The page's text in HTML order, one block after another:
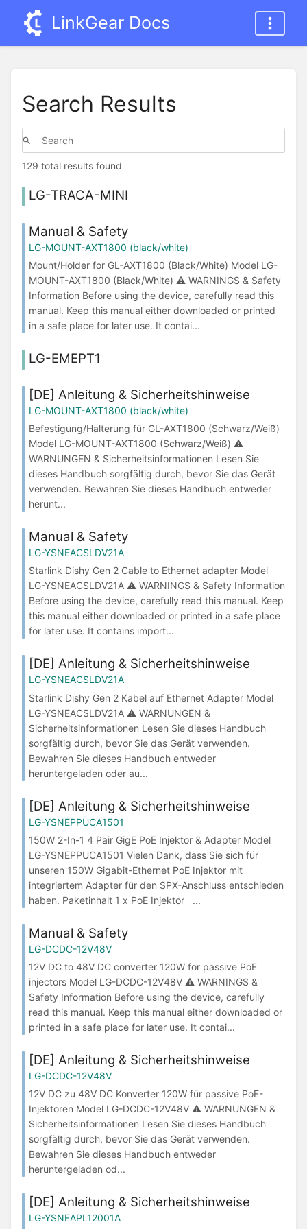
LinkGear Docs
Search Results
129 total results found
LG-TRACA-MINI
Manual & Safety
LG-MOUNT-AXT1800 (black/white)
Mount/Holder for GL-AXT1800 (Black/White) Model LG-
MOUNT-AXT1800 (Black/White) ⚠ WARNINGS & Safety
Information Before using the device, carefully read this
manual. Keep this manual either downloaded or printed
in a safe place for later use. It contai...
LG-EMEPT1
[DE] Anleitung & Sicherheitshinweise
LG-MOUNT-AXT1800 (black/white)
Befestigung/Halterung für GL-AXT1800 (Schwarz/Weiß)
Model LG-MOUNT-AXT1800 (Schwarz/Weiß) ⚠
WARNUNGEN & Sicherheitsinformationen Lesen Sie
dieses Handbuch sorgfältig durch, bevor Sie das Gerät
verwenden. Bewahren Sie dieses Handbuch entweder
herunt...
Manual & Safety
LG-YSNEACSLDV21A
Starlink Dishy Gen 2 Cable to Ethernet adapter Model
LG-YSNEACSLDV21A ⚠ WARNINGS & Safety Information
Before using the device, carefully read this manual. Keep
this manual either downloaded or printed in a safe place
for later use. It contains import...
[DE] Anleitung & Sicherheitshinweise
LG-YSNEACSLDV21A
Starlink Dishy Gen 2 Kabel auf Ethernet Adapter Model
LG-YSNEACSLDV21A ⚠ WARNUNGEN &
Sicherheitsinformationen Lesen Sie dieses Handbuch
sorgfältig durch, bevor Sie das Gerät verwenden.
Bewahren Sie dieses Handbuch entweder
heruntergeladen oder au...
[DE] Anleitung & Sicherheitshinweise
LG-YSNEPPUCA1501
150W 2-In-1 4 Pair GigE PoE Injektor & Adapter Model
LG-YSNEPPUCA1501 Vielen Dank, dass Sie sich für
unseren 150W Gigabit-Ethernet PoE Injektor mit
integriertem Adapter für den SPX-Anschluss entschieden
haben. Paketinhalt 1 x PoE Injektor ...
Manual & Safety
LG-DCDC-12V48V
12V DC to 48V DC converter 120W for passive PoE
injectors Model LG-DCDC-12V48V ⚠ WARNINGS &
Safety Information Before using the device, carefully
read this manual. Keep this manual either downloaded or
printed in a safe place for later use. It contai...
[DE] Anleitung & Sicherheitshinweise
LG-DCDC-12V48V
12V DC zu 48V DC Konverter 120W für passive PoE-
Injektoren Model LG-DCDC-12V48V ⚠ WARNUNGEN &
Sicherheitsinformationen Lesen Sie dieses Handbuch
sorgfältig durch, bevor Sie das Gerät verwenden.
Bewahren Sie dieses Handbuch entweder
heruntergeladen od...
[DE] Anleitung & Sicherheitshinweise
LG-YSNEAPL12001A